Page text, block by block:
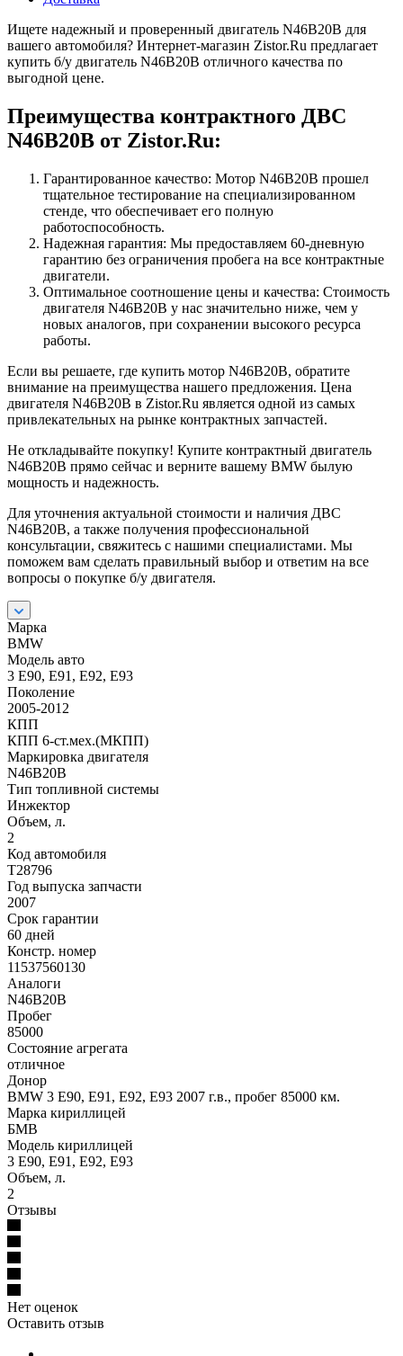
Ищете надежный и проверенный двигатель N46B20B для
вашего автомобиля? Интернет-магазин Zistor.Ru предлагает
купить б/у двигатель N46B20B отличного качества по
выгодной цене.
Преимущества контрактного ДВС
N46B20B от Zistor.Ru:
Гарантированное качество: Мотор N46B20B прошел
тщательное тестирование на специализированном
стенде, что обеспечивает его полную
работоспособность.
Надежная гарантия: Мы предоставляем 60-дневную
гарантию без ограничения пробега на все контрактные
двигатели.
Оптимальное соотношение цены и качества: Стоимость
двигателя N46B20B у нас значительно ниже, чем у
новых аналогов, при сохранении высокого ресурса
работы.
Если вы решаете, где купить мотор N46B20B, обратите
внимание на преимущества нашего предложения. Цена
двигателя N46B20B в Zistor.Ru является одной из самых
привлекательных на рынке контрактных запчастей.
Не откладывайте покупку! Купите контрактный двигатель
N46B20B прямо сейчас и верните вашему BMW былую
мощность и надежность.
Для уточнения актуальной стоимости и наличия ДВС
N46B20B, а также получения профессиональной
консультации, свяжитесь с нашими специалистами. Мы
поможем вам сделать правильный выбор и ответим на все
вопросы о покупке б/у двигателя.
Марка
BMW
Модель авто
3 E90, E91, E92, E93
Поколение
2005-2012
КПП
КПП 6-ст.мех.(МКПП)
Маркировка двигателя
N46B20B
Тип топливной системы
Инжектор
Объем, л.
2
Код автомобиля
T28796
Год выпуска запчасти
2007
Срок гарантии
60 дней
Констр. номер
11537560130
Аналоги
N46B20B
Пробег
85000
Состояние агрегата
отличное
Донор
BMW 3 E90, E91, E92, E93 2007 г.в., пробег 85000 км.
Марка кириллицей
БМВ
Модель кириллицей
3 Е90, Е91, Е92, Е93
Объем, л.
2
Отзывы
Нет оценок
Оставить отзыв